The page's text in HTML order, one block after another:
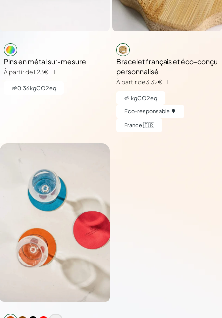
Pins en métal sur-mesure
À partir de1,23€HT
🌱0.36kgCO2eq
Bracelet français et éco-conçu
personnalisé
À partir de3,32€HT
🌱kgCO2eq
Eco-responsable 🌳
France 🇫🇷